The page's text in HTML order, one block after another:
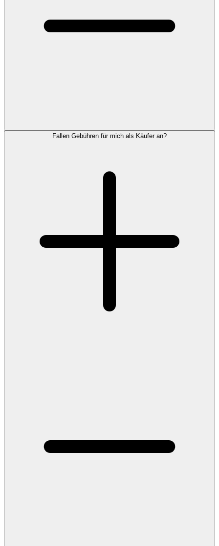
Fallen Gebühren für mich als Käufer an?